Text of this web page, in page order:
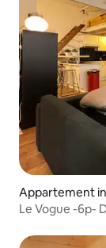
Appartement
Le Vogue -6p-